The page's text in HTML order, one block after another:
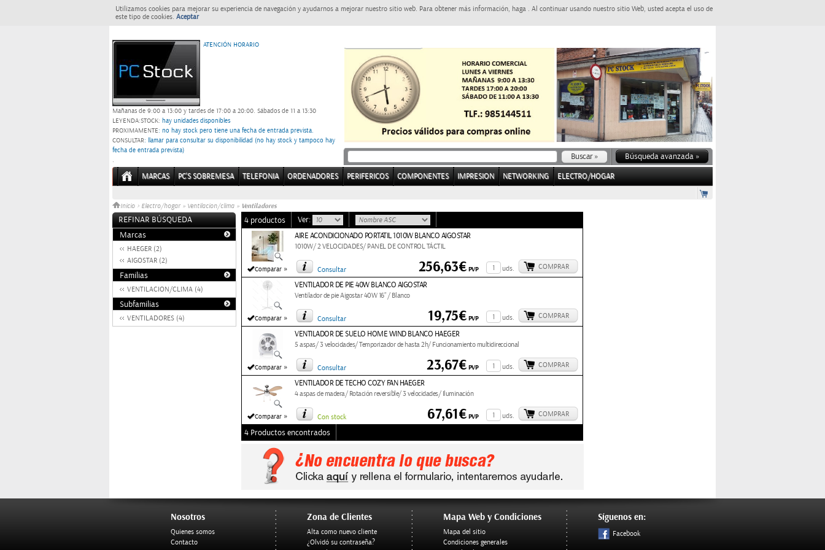
Utilizamos cookies para mejorar su experiencia de navegación y ayudarnos a mejorar nuestro sitio web. Para obtener más información, haga . Al continuar usando nuestro sitio Web, usted acepta el uso de
este tipo de cookies. Aceptar
ATENCIÓN HORARIO
Mañanas de 9:00 a 13:00 y tardes de 17:00 a 20:00. Sábados de 11 a 13:30
LEYENDA:STOCK: hay unidades disponibles
PROXIMAMENTE: no hay stock pero tiene una fecha de entrada prevista.
CONSULTAR: llamar para consultar su disponibilidad (no hay stock y tampoco hay
fecha de entrada prevista)
.
Búsqueda avanzada »
MARCAS PC'S SOBREMESA TELEFONIA ORDENADORES PERIFERICOS COMPONENTES IMPRESION NETWORKING ELECTRO/HOGAR
Inicio > Electro/hogar » Ventilacion/clima » Ventiladores
REFINAR BÚSQUEDA
Marcas
HAEGER (2)
AIGOSTAR (2)
Familias
VENTILACION/CLIMA (4)
Subfamilias
VENTILADORES (4)
4 productos Ver:
Comparar »
AIRE ACONDICIONADO PORTATIL 1010W BLANCO AIGOSTAR
1010W/ 2 VELOCIDADES/ PANEL DE CONTROL TÁCTIL
Consultar uds. COMPRAR
256,63€PVP
Comparar »
VENTILADOR DE PIE 40W BLANCO AIGOSTAR
Ventilador de pie Aigostar 40W 16” / Blanco
Consultar uds. COMPRAR
19,75€PVP
Comparar »
VENTILADOR DE SUELO HOME WIND BLANCO HAEGER
5 aspas/ 3 velocidades/ Temporizador de hasta 2h/ Funcionamiento multidireccional
Consultar uds. COMPRAR
23,67€PVP
Comparar »
VENTILADOR DE TECHO COZY FAN HAEGER
4 aspas de madera/ Rotación reversible/ 3 velocidades/ Iluminación
Con stock uds. COMPRAR
67,61€PVP
4 Productos encontrados
Nosotros
Quienes somos
Contacto
Zona de Clientes
Alta como nuevo cliente
¿Olvidó su contraseña?
Mapa Web y Condiciones
Mapa del sitio
Condiciones generales
Síguenos en:
Facebook